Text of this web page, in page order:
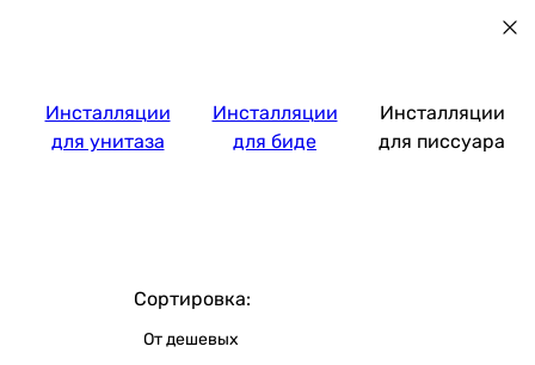
Инсталляции
для унитаза
Инсталляции
для биде
Инсталляции
для писсуара
Сортировка:
От дешевых